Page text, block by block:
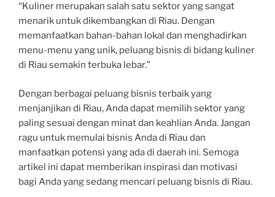
“Kuliner merupakan salah satu sektor yang sangat
menarik untuk dikembangkan di Riau. Dengan
memanfaatkan bahan-bahan lokal dan menghadirkan
menu-menu yang unik, peluang bisnis di bidang kuliner
di Riau semakin terbuka lebar.”
Dengan berbagai peluang bisnis terbaik yang
menjanjikan di Riau, Anda dapat memilih sektor yang
paling sesuai dengan minat dan keahlian Anda. Jangan
ragu untuk memulai bisnis Anda di Riau dan
manfaatkan potensi yang ada di daerah ini. Semoga
artikel ini dapat memberikan inspirasi dan motivasi
bagi Anda yang sedang mencari peluang bisnis di Riau.